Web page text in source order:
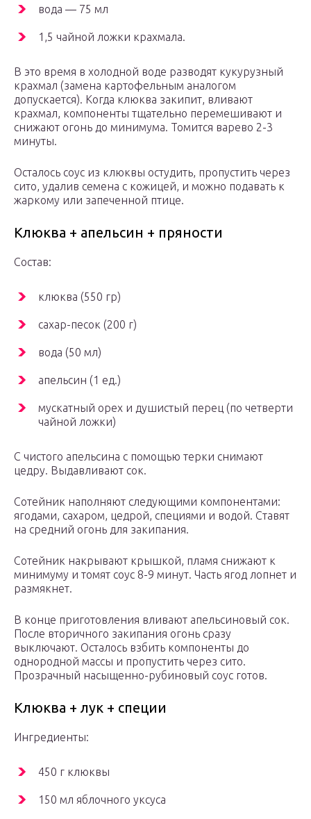
вода — 75 мл
1,5 чайной ложки крахмала.
В это время в холодной воде разводят кукурузный
крахмал (замена картофельным аналогом
допускается). Когда клюква закипит, вливают
крахмал, компоненты тщательно перемешивают и
снижают огонь до минимума. Томится варево 2-3
минуты.
Осталось соус из клюквы остудить, пропустить через
сито, удалив семена с кожицей, и можно подавать к
жаркому или запеченной птице.
Клюква + апельсин + пряности
Состав:
клюква (550 гр)
сахар-песок (200 г)
вода (50 мл)
апельсин (1 ед.)
мускатный орех и душистый перец (по четверти
чайной ложки)
С чистого апельсина с помощью терки снимают
цедру. Выдавливают сок.
Сотейник наполняют следующими компонентами:
ягодами, сахаром, цедрой, специями и водой. Ставят
на средний огонь для закипания.
Сотейник накрывают крышкой, пламя снижают к
минимуму и томят соус 8-9 минут. Часть ягод лопнет и
размякнет.
В конце приготовления вливают апельсиновый сок.
После вторичного закипания огонь сразу
выключают. Осталось взбить компоненты до
однородной массы и пропустить через сито.
Прозрачный насыщенно-рубиновый соус готов.
Клюква + лук + специи
Ингредиенты:
450 г клюквы
150 мл яблочного уксуса